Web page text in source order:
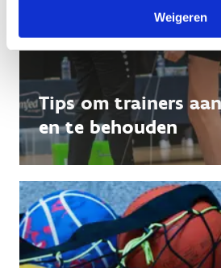
Weigeren
Tips om trainers
en te behouden